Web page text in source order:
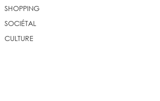
SHOPPING
SOCIÉTAL
CULTURE